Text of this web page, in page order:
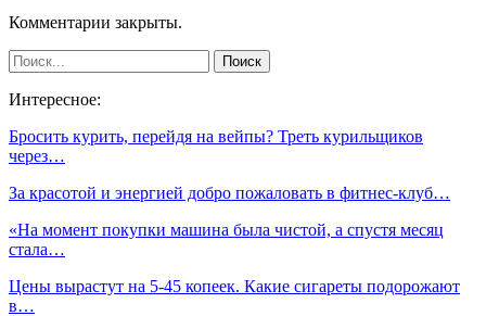
Комментарии закрыты.
Интересное:
Бросить курить, перейдя на вейпы? Треть курильщиков
через…
За красотой и энергией добро пожаловать в фитнес-клуб…
«На момент покупки машина была чистой, а спустя месяц
стала…
Цены вырастут на 5-45 копеек. Какие сигареты подорожают
в…